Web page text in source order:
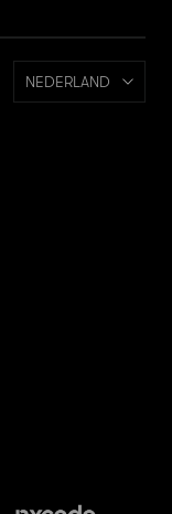
NEDERLAND